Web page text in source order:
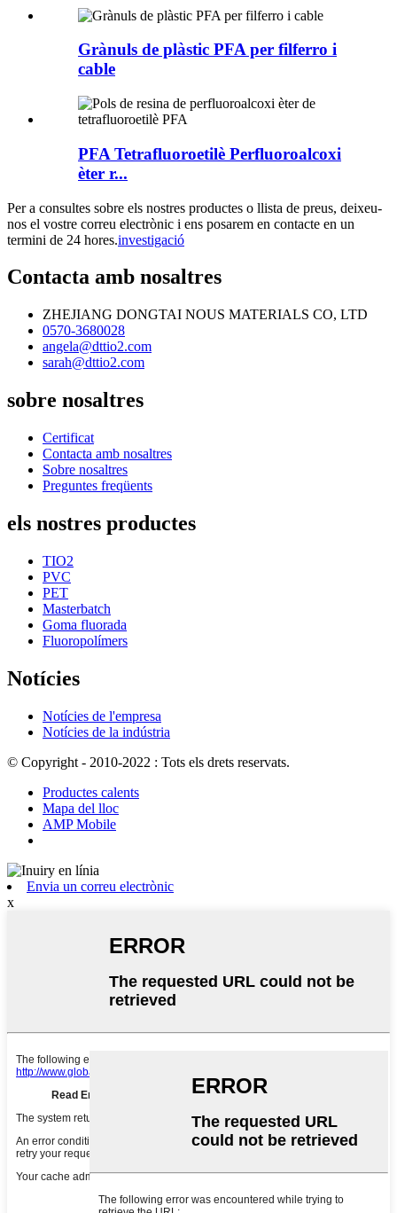
Grànuls de plàstic PFA per filferro i
cable
PFA Tetrafluoroetilè Perfluoroalcoxi
èter r...
Per a consultes sobre els nostres productes o llista de preus, deixeu-
nos el vostre correu electrònic i ens posarem en contacte en un
termini de 24 hores.investigació
Contacta amb nosaltres
ZHEJIANG DONGTAI NOUS MATERIALS CO, LTD
0570-3680028
angela@dttio2.com
sarah@dttio2.com
sobre nosaltres
Certificat
Contacta amb nosaltres
Sobre nosaltres
Preguntes freqüents
els nostres productes
TIO2
PVC
PET
Masterbatch
Goma fluorada
Fluoropolímers
Notícies
Notícies de l'empresa
Notícies de la indústria
© Copyright - 2010-2022 : Tots els drets reservats.
Productes calents
Mapa del lloc
AMP Mobile
Envia un correu electrònic
x